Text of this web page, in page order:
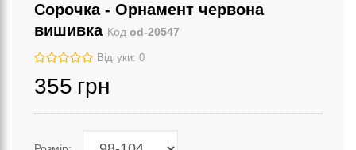
Сорочка - Орнамент червона
вишивка Код od-20547
Відгуки: 0
355 грн